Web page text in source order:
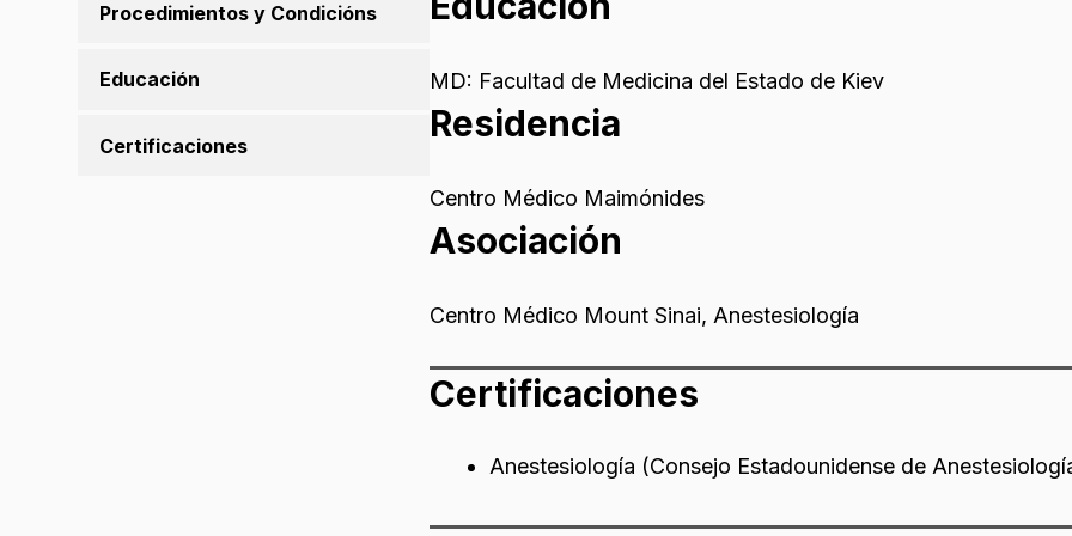
Procedimientos y Condicións
Educación
Certificaciones
MD: Facultad de Medicina del Estado de Kiev
Residencia
Centro Médico Maimónides
Asociación
Centro Médico Mount Sinai, Anestesiología
Certificaciones
Anestesiología (Consejo Estadounidense de